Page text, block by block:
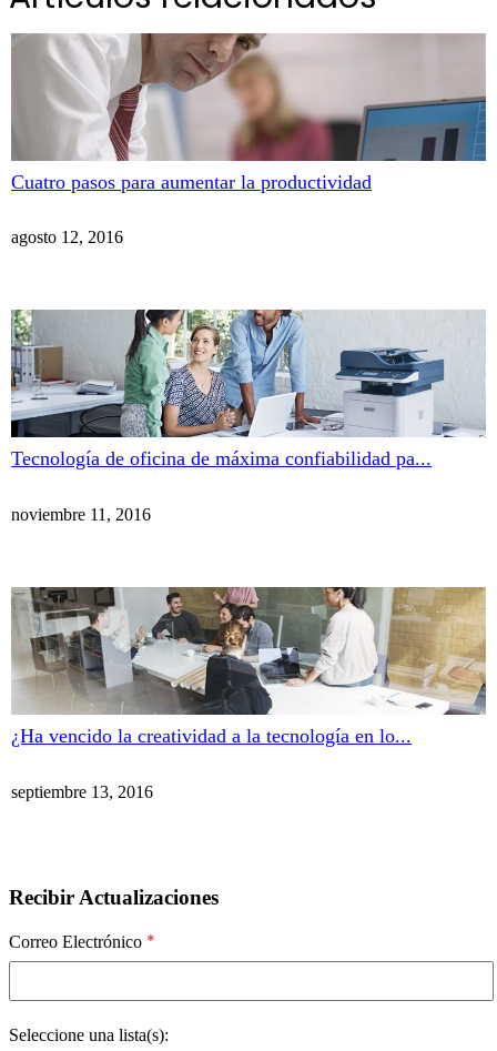
Cuatro pasos para aumentar la productividad
agosto 12, 2016
Tecnología de oficina de máxima confiabilidad pa...
noviembre 11, 2016
¿Ha vencido la creatividad a la tecnología en lo...
septiembre 13, 2016
Recibir Actualizaciones
Correo Electrónico *
Seleccione una lista(s):